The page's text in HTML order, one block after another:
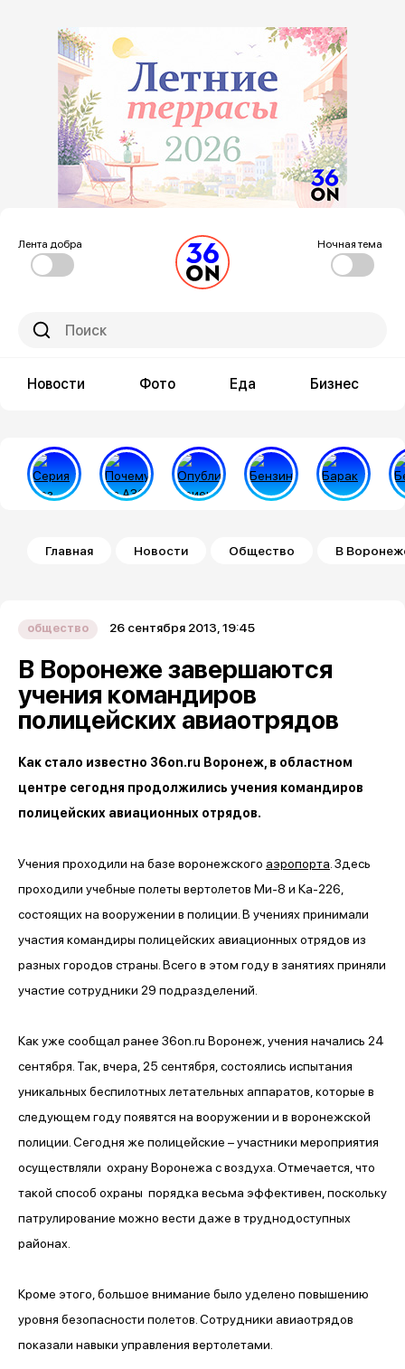
Лента добра Ночная тема
Новости Фото Еда Бизнес
Строка навигации
Главная Новости Общество В
общество 26 сентября 2013, 19:45
В Воронеже завершаются
учения командиров
полицейских авиаотрядов
Как стало известно 36on.ru Воронеж, в областном
центре сегодня продолжились учения командиров
полицейских авиационных отрядов.
Учения проходили на базе воронежского аэропорта . Здесь
проходили учебные полеты вертолетов Ми-8 и Ка-226,
состоящих на вооружении в полиции. В учениях принимали
участия командиры полицейских авиационных отрядов из
разных городов страны. Всего в этом году в занятиях приняли
участие сотрудники 29 подразделений.
Как уже сообщал ранее 36on.ru Воронеж, учения начались 24
сентября. Так, вчера, 25 сентября, состоялись испытания
уникальных беспилотных летательных аппаратов, которые в
следующем году появятся на вооружении и в воронежской
полиции. Сегодня же полицейские – участники мероприятия
осуществляли охрану Воронежа с воздуха. Отмечается, что
такой способ охраны порядка весьма эффективен, поскольку
патрулирование можно вести даже в труднодоступных
районах.
Кроме этого, большое внимание было уделено повышению
уровня безопасности полетов. Сотрудники авиаотрядов
показали навыки управления вертолетами.